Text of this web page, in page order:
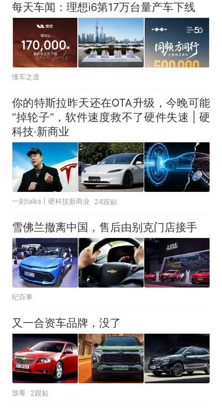
每天车闻：理想i6第17万台量产车下线
懂车之道
你的特斯拉昨天还在OTA升级，今晚可能
“掉轮子”，软件速度救不了硬件失速 | 硬
科技·新商业
一刻talks丨硬科技新商业 24跟贴
雪佛兰撤离中国，售后由别克门店接手
纪百事
又一合资车品牌，没了
放毒 2跟贴